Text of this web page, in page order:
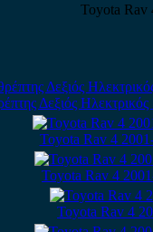
Toyota Rav
Δεξιός
Toyota Rav 4
Toyota Rav 4
Toyota Rav 4